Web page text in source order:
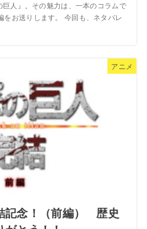
人』。その魅力は、一本のコラムで
をお送りします。 今回も、ネタバレ
アニメ
記念！（前編） 歴史